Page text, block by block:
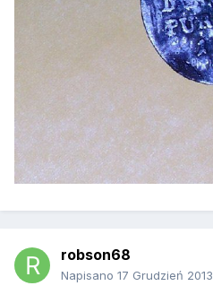
robson68
Napisano 17 Grudzień 2013